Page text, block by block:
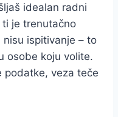
idealan radni
ti je trenutačno
nisu ispitivanje – to
osobe koju volite.
podatke, veza teče